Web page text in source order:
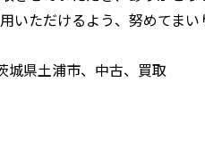
ただけるよう、努めてまい
城県土浦市、中古、買取